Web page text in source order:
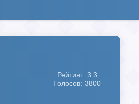
Рейтинг: 3.3
Голосов: 3800